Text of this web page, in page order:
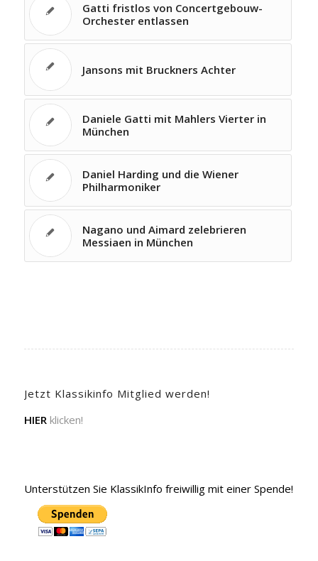
Gatti fristlos von Concertgebouw-
Orchester entlassen
Jansons mit Bruckners Achter
Daniele Gatti mit Mahlers Vierter in
München
Daniel Harding und die Wiener
Philharmoniker
Nagano und Aimard zelebrieren
Messiaen in München
Jetzt Klassikinfo Mitglied werden!
HIER klicken!
Unterstützen Sie KlassikInfo freiwillig mit einer Spende!